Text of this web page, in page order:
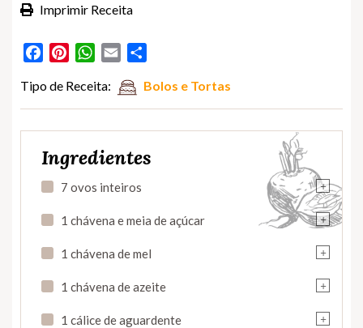
Imprimir Receita
FacebookPinterestWhatsApp
Email
Tipo de Receita: Bolos e Tortas
Ingredientes
+
7 ovos inteiros
+
1 chávena e meia de açúcar
+
1 chávena de mel
+
1 chávena de azeite
+
1 cálice de aguardente